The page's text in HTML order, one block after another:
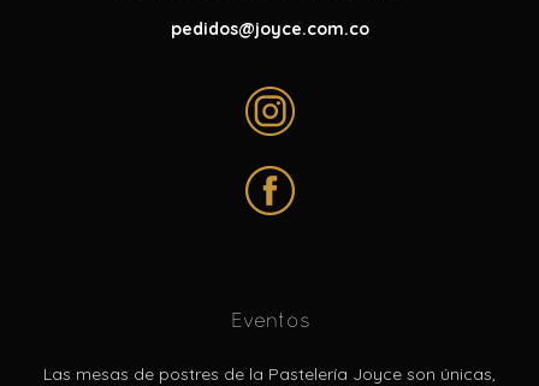
pedidos@joyce.com.co
Eventos
Las mesas de postres de la Pastelería Joyce son únicas,